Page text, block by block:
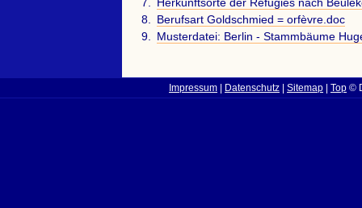
Herkunftsorte der Réfugiés nach
Berufsart Goldschmied = orfèvre.doc
Musterdatei: Berlin - Stammbäume
Impressum Datenschutz Sitemap Top ©